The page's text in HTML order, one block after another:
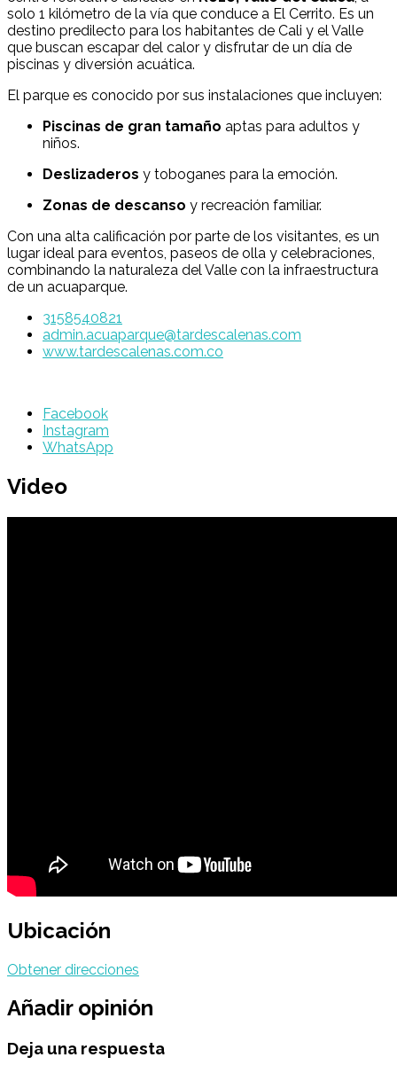
solo 1 kilómetro de la vía que conduce a El Cerrito. Es un
destino predilecto para los habitantes de Cali y el Valle
que buscan escapar del calor y disfrutar de un día de
piscinas y diversión acuática.
El parque es conocido por sus instalaciones que incluyen:
Piscinas de gran tamaño aptas para adultos y
niños.
Deslizaderos y toboganes para la emoción.
Zonas de descanso y recreación familiar.
Con una alta calificación por parte de los visitantes, es un
lugar ideal para eventos, paseos de olla y celebraciones,
combinando la naturaleza del Valle con la infraestructura
de un acuaparque.
3158540821
admin.acuaparque@tardescalenas.com
www.tardescalenas.com.co
Facebook
Instagram
WhatsApp
Video
Ubicación
Obtener direcciones
Añadir opinión
Deja una respuesta